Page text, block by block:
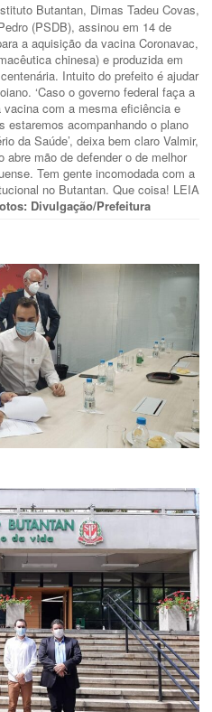
Butantan, Dimas Tadeu Covas,
(PSDB), assinou em 14 de
a aquisição da vacina Coronavac,
chinesa) e produzida em
Intuito do prefeito é ajudar
‘Caso o governo federal faça a
com a mesma eficiência e
acompanhando o plano
da Saúde’, deixa bem claro Valmir,
abre mão de defender o de melhor
Tem gente incomodada com a
no Butantan. Que coisa! LEIA
Divulgação/Prefeitura